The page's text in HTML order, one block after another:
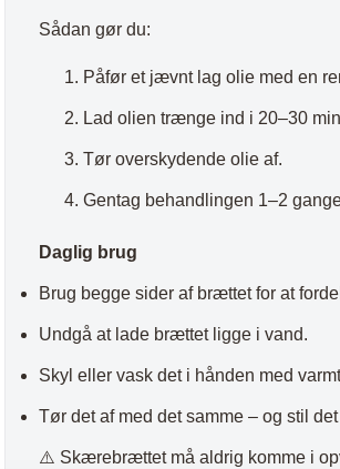
Sådan gør du:
Påfør et jævnt lag olie med en
Lad olien trænge ind i 20–30
Tør overskydende olie af.
Gentag behandlingen 1–2
Daglig brug
Brug begge sider af brættet for at
Undgå at lade brættet ligge i vand.
Skyl eller vask det i hånden med
Tør det af med det samme – og stil
⚠️ Skærebrættet må aldrig komme i